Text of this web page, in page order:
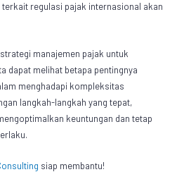
regulasi pajak internasional akan
manajemen pajak untuk
dapat melihat betapa pentingnya
menghadapi kompleksitas
langkah-langkah yang tepat,
keuntungan dan tetap
siap membantu!